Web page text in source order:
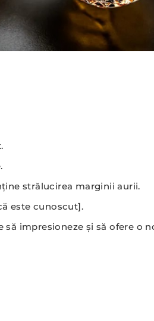
strălucirea marginii aurii.
este cunoscut].
impresioneze și să ofere o